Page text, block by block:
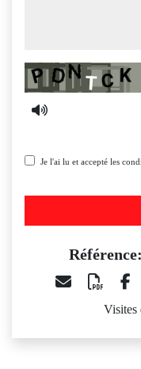
Captcha
Je l'ai lu et accepté les
Visites